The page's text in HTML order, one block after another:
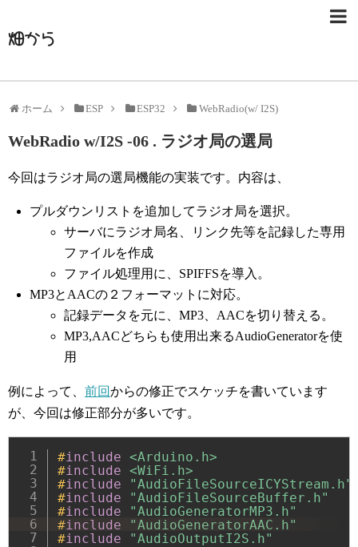
畑から
ホーム ESP ESP32 WebRadio(w/ I2S)
WebRadio w/I2S -06 . ラジオ局の選局
今回はラジオ局の選局機能の実装です。内容は、
プルダウンリストを追加してラジオ局を選択。
サーバにラジオ局名、リンク先等を記録した専用
ファイルを作成
ファイル処理用に、SPIFFSを導入。
MP3とAACの２フォーマットに対応。
記録データを元に、MP3、AACを切り替える。
MP3,AACどちらも使用出来るAudioGeneratorを使
用
例によって、 前回からの修正でスケッチを書いています
が、今回は修正部分が多いです。
#include <Arduino.h>
#include <WiFi.h>
#include
"AudioFileSourceICYStream.h"
#include
"AudioFileSourceBuffer.h"
#include
"AudioGeneratorMP3.h"
#include
"AudioGeneratorAAC.h"
#include
"AudioOutputI2S.h"